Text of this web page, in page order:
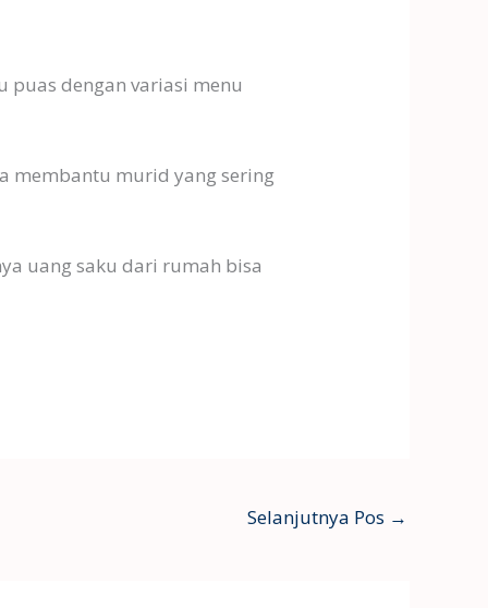
puas dengan variasi menu
membantu murid yang sering
uang saku dari rumah bisa
Selanjutnya Pos →